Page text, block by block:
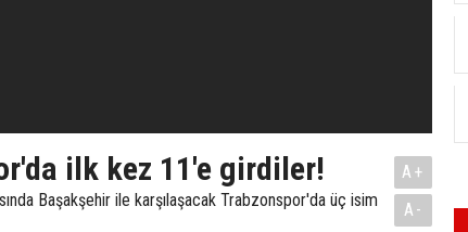
ilk kez 11'e girdiler!
Başakşehir ile karşılaşacak Trabzonspor'da üç isim
A+
A-